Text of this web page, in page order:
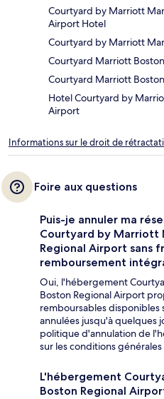
Courtyard by Marriott
Airport Hotel
Courtyard by Marriott
Courtyard Marriott
Courtyard Marriott
Hotel Courtyard by
Airport
Informations sur le droit de
Foire aux questions
Puis-je annuler ma
Courtyard by Marriott
Regional Airport sans
remboursement
Oui, l'hébergement
Boston Regional Airport
remboursables
annulées jusqu'à quelques
politique d'annulation de
sur les conditions
L'hébergement
Boston Regional